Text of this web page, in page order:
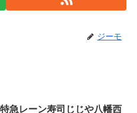
ジーモ
急レーン寿司じじや八幡西